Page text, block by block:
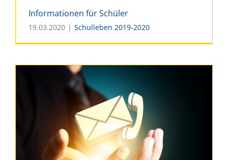
Informationen für Schüler
Informationen für Schüler
19.03.2020 | Schulleben 2019-2020